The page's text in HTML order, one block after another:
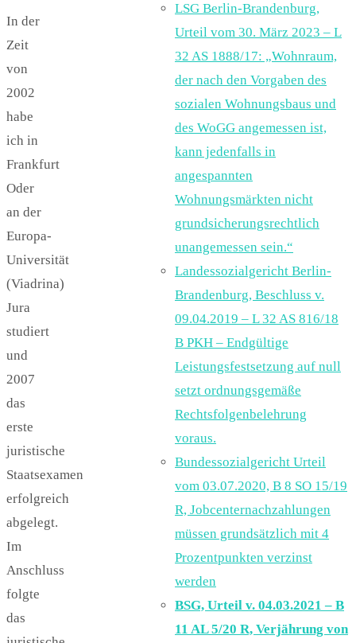
In der
Zeit
von
2002
habe
ich in
Frankfurt
Oder
an der
Europa-
Universität
(Viadrina)
Jura
studiert
und
2007
das
erste
juristische
Staatsexamen
erfolgreich
abgelegt.
Im
Anschluss
folgte
das
LSG Berlin-Brandenburg,
Urteil vom 30. März 2023 – L
32 AS 1888/17: „Wohnraum,
der nach den Vorgaben des
sozialen Wohnungsbaus und
des WoGG angemessen ist,
kann jedenfalls in
angespannten
Wohnungsmärkten nicht
grundsicherungsrechtlich
unangemessen sein.“
Landessozialgericht Berlin-
Brandenburg, Beschluss v.
09.04.2019 – L 32 AS 816/18
B PKH – Endgültige
Leistungsfestsetzung auf null
setzt ordnungsgemäße
Rechtsfolgenbelehrung
voraus.
Bundessozialgericht Urteil
vom 03.07.2020, B 8 SO 15/19
R, Jobcenternachzahlungen
müssen grundsätzlich mit 4
Prozentpunkten verzinst
werden
BSG, Urteil v. 04.03.2021 – B
11 AL 5/20 R, Verjährung von